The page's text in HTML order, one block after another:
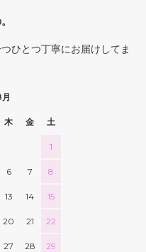
ひとつ丁寧にお届けしてま
木 金 土
1
6 7 8
13 14 15
20 21 22
27 28 29